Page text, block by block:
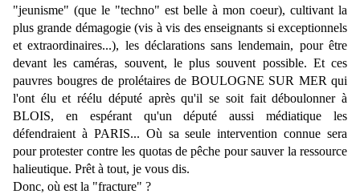
"jeunisme" (que le "techno" est belle à mon coeur), cultivant la
plus grande démagogie (vis à vis des enseignants si exceptionnels
et extraordinaires...), les déclarations sans lendemain, pour être
devant les caméras, souvent, le plus souvent possible. Et ces
pauvres bougres de prolétaires de BOULOGNE SUR MER qui
l'ont élu et réélu député après qu'il se soit fait déboulonner à
BLOIS, en espérant qu'un député aussi médiatique les
défendraient à PARIS... Où sa seule intervention connue sera
pour protester contre les quotas de pêche pour sauver la ressource
halieutique. Prêt à tout, je vous dis.
Donc, où est la "fracture" ?